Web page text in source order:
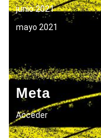
junio 2021
mayo 2021
Meta
Acceder